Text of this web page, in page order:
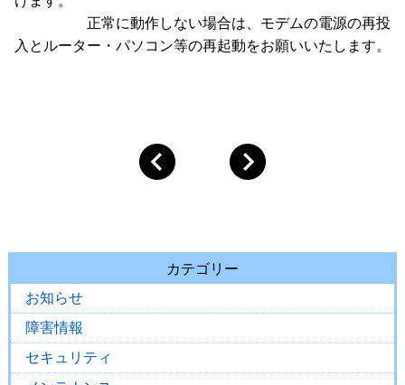
正常に動作しない場合は、モデムの電源の再投
入とルーター・パソコン等の再起動をお願いいたします。
カテゴリー
お知らせ
障害情報
セキュリティ